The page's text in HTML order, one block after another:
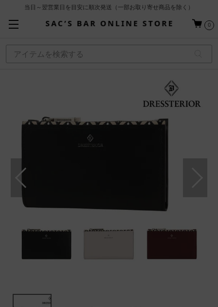
当日～翌営業日を目安に順次発送（一部お取り寄せ商品を除く）
基本配送料 ¥550(沖縄・離島を除く)
0